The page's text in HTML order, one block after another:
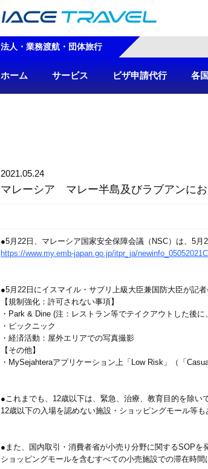
法人・業務渡航・団体旅行
ホーム サービス ビザ申請代行 各
2021.05.24
マレーシア マレー半島及びラブアンにお
●5月22日、マレーシア国家安全保障会議（NSC）は、5
https://www.my.emb-japan.go.jp/itpr_ja/
●5月22日にイスマイル・サブリ上級大臣兼国防大臣が記
【規制強化：許可されない事項】
・Park & Dine (注：レストラン等でテイクアウトした後
・ピックニック
・経済活動：屋外エリアでの写真撮影
【その他】
・MySejahteraアプリケーション上「Low Risk」（「
●これまでも、12歳以下は、緊急、治療、教育目的を除い
12歳以下の入場を認めない施設・ショッピングモール等も
●また、国内取引・消費者省が小売り分野に関するSOPを
ショッピングモールを含むすべての小売施設での滞在時